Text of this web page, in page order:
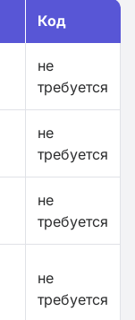
Код
не
требуется
не
требуется
не
требуется
не
требуется